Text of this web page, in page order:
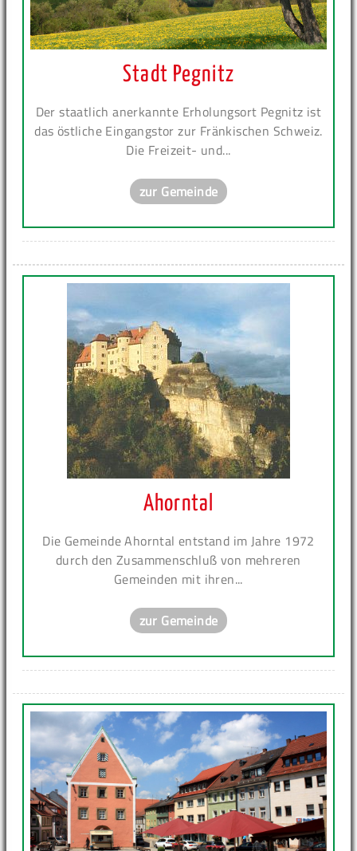
Stadt Pegnitz
Der staatlich anerkannte Erholungsort Pegnitz ist
das östliche Eingangstor zur Fränkischen Schweiz.
Die Freizeit- und...
zur Gemeinde
Ahorntal
Die Gemeinde Ahorntal entstand im Jahre 1972
durch den Zusammenschluß von mehreren
Gemeinden mit ihren...
zur Gemeinde